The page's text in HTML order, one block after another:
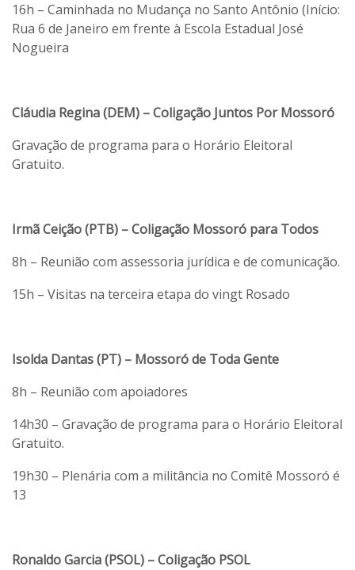
16h – Caminhada no Mudança no Santo Antônio (Início:
Rua 6 de Janeiro em frente à Escola Estadual José
Nogueira
Cláudia Regina (DEM) – Coligação Juntos Por Mossoró
Gravação de programa para o Horário Eleitoral
Gratuito.
Irmã Ceição (PTB) – Coligação Mossoró para Todos
8h – Reunião com assessoria jurídica e de comunicação.
15h – Visitas na terceira etapa do vingt Rosado
Isolda Dantas (PT) – Mossoró de Toda Gente
8h – Reunião com apoiadores
14h30 – Gravação de programa para o Horário Eleitoral
Gratuito.
19h30 – Plenária com a militância no Comitê Mossoró é
13
Ronaldo Garcia (PSOL) – Coligação PSOL